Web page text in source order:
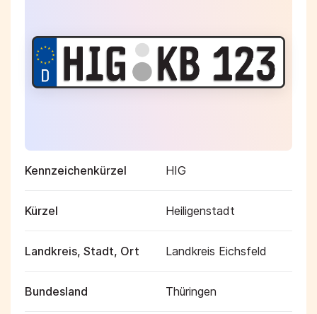
Kennzeichenkürzel HIG
Kürzel Heiligenstadt
Landkreis, Stadt, Ort Landkreis Eichsfeld
Bundesland Thüringen